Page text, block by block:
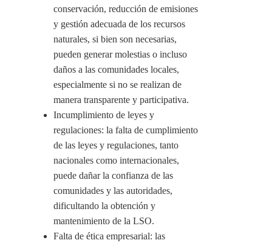
conservación, reducción de emisiones
y gestión adecuada de los recursos
naturales, si bien son necesarias,
pueden generar molestias o incluso
daños a las comunidades locales,
especialmente si no se realizan de
manera transparente y participativa.
Incumplimiento de leyes y
regulaciones: la falta de cumplimiento
de las leyes y regulaciones, tanto
nacionales como internacionales,
puede dañar la confianza de las
comunidades y las autoridades,
dificultando la obtención y
mantenimiento de la LSO.
Falta de ética empresarial: las